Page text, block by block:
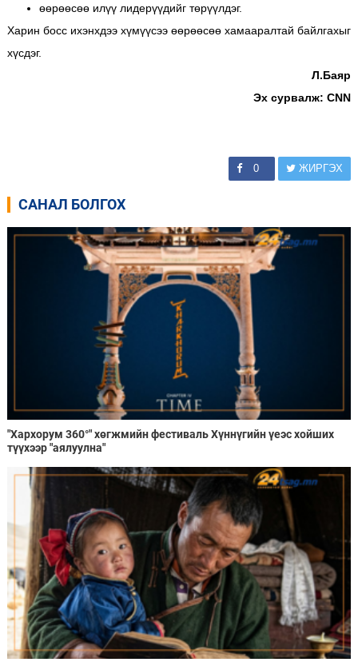
өөрөөсөө илүү лидерүүдийг төрүүлдэг.
Харин босс ихэнхдээ хүмүүсээ өөрөөсөө хамааралтай байлгахыг
хүсдэг.
Л.Баяр
Эх сурвалж: CNN
0 ЖИРГЭХ
САНАЛ БОЛГОХ
"Хархорум 360°" хөгжмийн фестиваль Хүннүгийн үеэс хойших
түүхээр "аялуулна"